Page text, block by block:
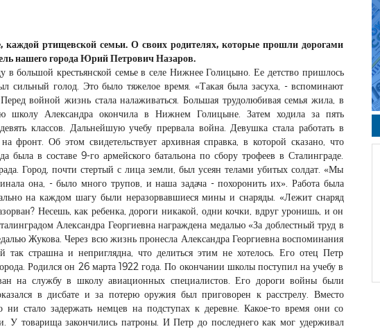
каждой ртищевской семьи. О своих родителях, которые прошли дорогами
нашего города Юрий Петрович Назаров.
в большой крестьянской семье в селе Нижнее Голицыно. Ее детство пришлось
сильный голод. Это было тяжелое время. «Такая была засуха, - вспоминают
войной жизнь стала налаживаться. Большая трудолюбивая семья жила, в
школу Александра окончила в Нижнем Голицыне. Затем ходила за пять
классов. Дальнейшую учебу прервала война. Девушка стала работать в
фронт. Об этом свидетельствует архивная справка, в которой сказано, что
была в составе 9-го армейского батальона по сбору трофеев в Сталинграде.
Город, почти стертый с лица земли, был усеян телами убитых солдат. «Мы
она, - было много трупов, и наша задача - похоронить их». Работа была
на каждом шагу были неразорвавшиеся мины и снаряды. «Лежит снаряд
Несешь, как ребенка, дороги никакой, одни кочки, вдруг уронишь, и он
Александра Георгиевна награждена медалью «За доблестный труд в
Жукова. Через всю жизнь пронесла Александра Георгиевна воспоминания
страшна и неприглядна, что делиться этим не хотелось. Его отец Петр
Родился он 26 марта 1922 года. По окончании школы поступил на учебу в
на службу в школу авиационных специалистов. Его дороги войны были
в дисбате и за потерю оружия был приговорен к расстрелу. Вместо
стало задержать немцев на подступах к деревне. Какое-то время они со
У товарища закончились патроны. И Петр до последнего как мог удерживал